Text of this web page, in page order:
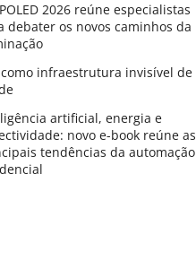
2026 reúne especialistas
debater os novos caminhos da
como infraestrutura invisível de
artificial, energia e
novo e-book reúne as
tendências da automação